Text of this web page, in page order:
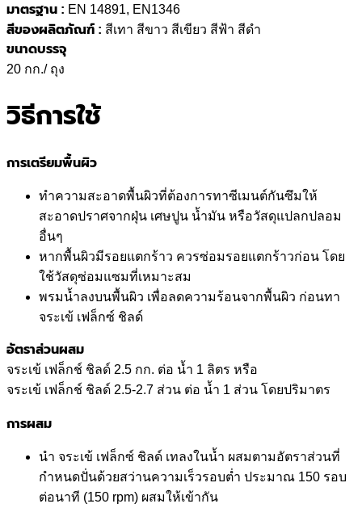
มาตรฐาน : EN 14891, EN1346
สีของผลิตภัณฑ์ : สีเทา สีขาว สีเขียว สีฟ้า สีดำ
ขนาดบรรจุ
20 กก./ ถุง
วิธีการใช้
การเตรียมพื้นผิว
ทำความสะอาดพื้นผิวที่ต้องการทาซีเมนต์กันซึมให้
สะอาดปราศจากฝุ่น เศษปูน น้ำมัน หรือวัสดุแปลกปลอม
อื่นๆ
หากพื้นผิวมีรอยแตกร้าว ควรซ่อมรอยแตกร้าวก่อน โดย
ใช้วัสดุซ่อมแซมที่เหมาะสม
พรมน้ำลงบนพื้นผิว เพื่อลดความร้อนจากพื้นผิว ก่อนทา
จระเข้ เฟล็กซ์ ชิลด์
อัตราส่วนผสม
จระเข้ เฟล็กช์ ชิลด์ 2.5 กก. ต่อ น้ำ 1 ลิตร หรือ
จระเข้ เฟล็กช์ ชิลด์ 2.5-2.7 ส่วน ต่อ น้ำ 1 ส่วน โดยปริมาตร
การผสม
นำ จระเข้ เฟล็กซ์ ชิลด์ เทลงในน้ำ ผสมตามอัตราส่วนที่
กำหนดปั่นด้วยสว่านความเร็วรอบต่ำ ประมาณ 150 รอบ
ต่อนาที (150 rpm) ผสมให้เข้ากัน